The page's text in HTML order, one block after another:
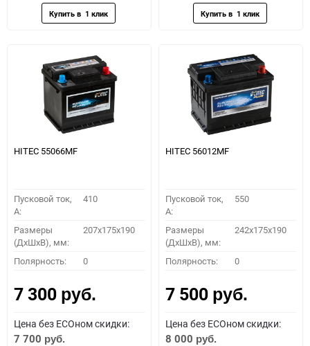
HITEC 55066MF
Пусковой ток,
A:
410
Размеры
(ДхШхВ), мм:
207x175x190
Полярность: 0
7 300 руб.
Цена без ECOном скидки:
7 700 руб.
HITEC 56012MF
Пусковой ток,
A:
550
Размеры
(ДхШхВ), мм:
242x175x190
Полярность: 0
7 500 руб.
Цена без ECOном скидки:
8 000 руб.